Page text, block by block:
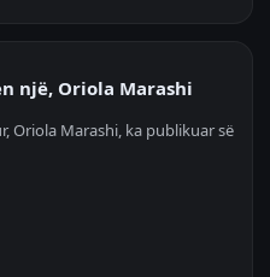
një, Oriola Marashi
Oriola Marashi, ka publikuar së